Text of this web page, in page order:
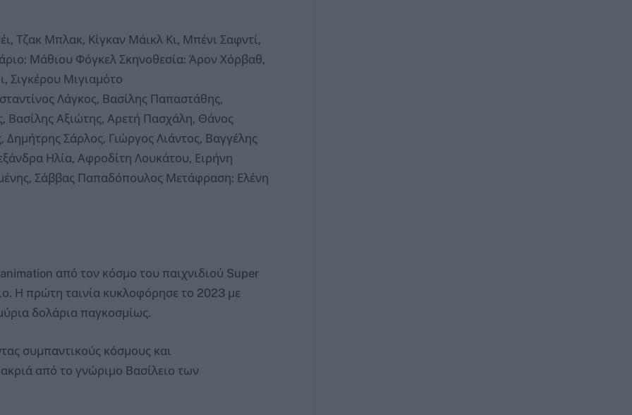
Τζακ Μπλακ, Κίγκαν Μάικλ Κι, Μπένι Σαφντί,
Μάθιου Φόγκελ Σκηνοθεσία: Άρον Χόρβαθ,
Σιγκέρου Μιγιαμότο
Λάγκος, Βασίλης Παπαστάθης,
Βασίλης Αξιώτης, Αρετή Πασχάλη, Θάνος
Δημήτρης Σάρλος, Γιώργος Λιάντος, Βαγγέλης
Ηλία, Αφροδίτη Λουκάτου, Ειρήνη
Σάββας Παπαδόπουλος Μετάφραση: Ελένη
από τον κόσμο του παιχνιδιού Super
Η πρώτη ταινία κυκλοφόρησε το 2023 με
δολάρια παγκοσμίως.
συμπαντικούς κόσμους και
από το γνώριμο Βασίλειο των